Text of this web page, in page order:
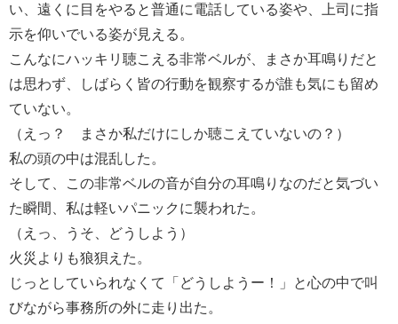
い、遠くに目をやると普通に電話している姿や、上司に指
示を仰いでいる姿が見える。
こんなにハッキリ聴こえる非常ベルが、まさか耳鳴りだと
は思わず、しばらく皆の行動を観察するが誰も気にも留め
ていない。
（えっ？ まさか私だけにしか聴こえていないの？）
私の頭の中は混乱した。
そして、この非常ベルの音が自分の耳鳴りなのだと気づい
た瞬間、私は軽いパニックに襲われた。
（えっ、うそ、どうしよう）
火災よりも狼狽えた。
じっとしていられなくて「どうしようー！」と心の中で叫
びながら事務所の外に走り出た。